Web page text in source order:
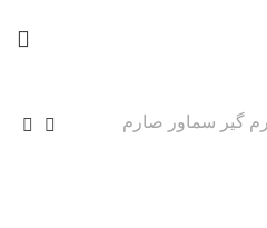
گیر سماور صارم